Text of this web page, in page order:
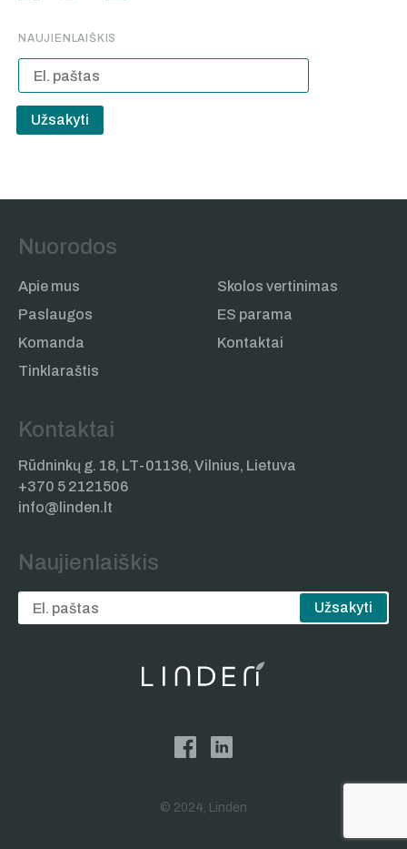
NAUJIENLAIŠKIS
Užsakyti
© 2024, Linden
Nuorodos
Apie mus
Paslaugos
Komanda
Tinklaraštis
Skolos vertinimas
ES parama
Kontaktai
Kontaktai
Rūdninkų g. 18, LT-01136, Vilnius, Lietuva
+370 5 2121506
info@linden.lt
Naujienlaiškis
Užsakyti